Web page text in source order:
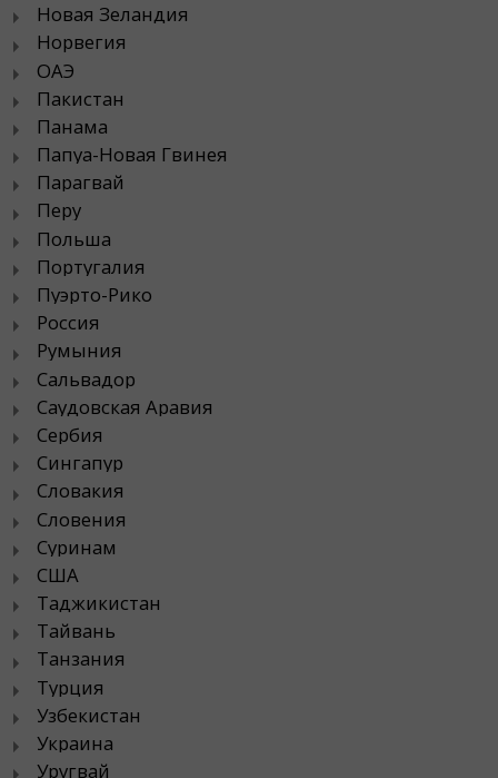
Новая Зеландия
Норвегия
ОАЭ
Пакистан
Панама
Папуа-Новая Гвинея
Парагвай
Перу
Польша
Португалия
Пуэрто-Рико
Россия
Румыния
Сальвадор
Саудовская Аравия
Сербия
Сингапур
Словакия
Словения
Суринам
США
Таджикистан
Тайвань
Танзания
Турция
Узбекистан
Украина
Уругвай